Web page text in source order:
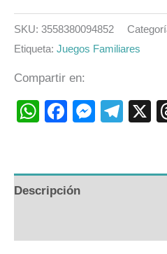
SKU: 3558380094852
Etiqueta: Juegos Familiares
Compartir en:
WhatsApp
Facebook
X
Descripción